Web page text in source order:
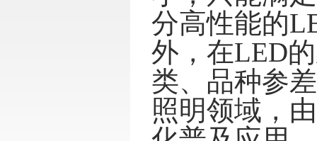
分高性能的
外，在LED
类、品种参
照明领域，